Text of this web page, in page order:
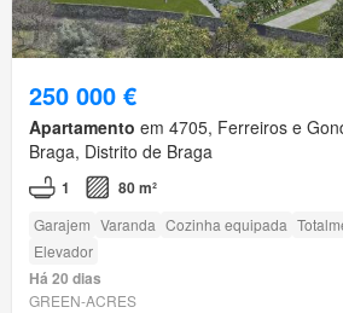
250 000 €
Apartamento em 4705, Ferreiros e
Braga, Distrito de Braga
1 80 m²
Garajem Varanda Cozinha equipada
Elevador
Há 20 dias
GREEN-ACRES